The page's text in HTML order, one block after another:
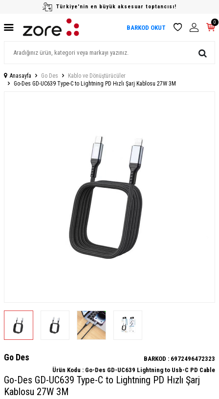
Türkiye'nin en büyük aksesuar toptancısı!
BARKOD OKUT
0
Anasayfa Go Des
Kablo ve Dönüştürücüler
Go-Des GD-UC639 Type-C to Lightning PD Hızlı Şarj Kablosu 27W 3M
Go Des BARKOD : 6972496472323
Ürün Kodu : Go-Des GD-UC639 Lightning to Usb-C PD Cable
Go-Des GD-UC639 Type-C to Lightning PD Hızlı Şarj
Kablosu 27W 3M